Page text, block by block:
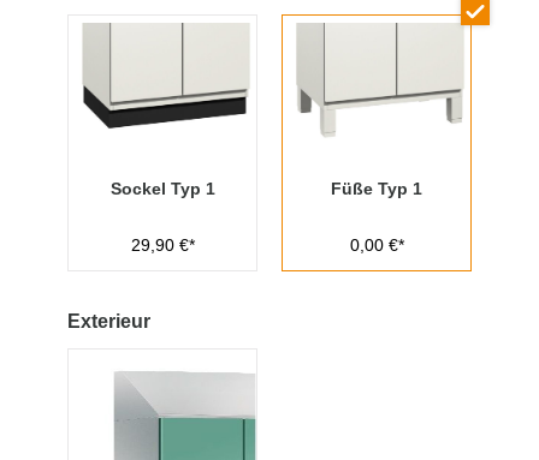
Sockel Typ 1
29,90 €*
Füße Typ 1
0,00 €*
Exterieur